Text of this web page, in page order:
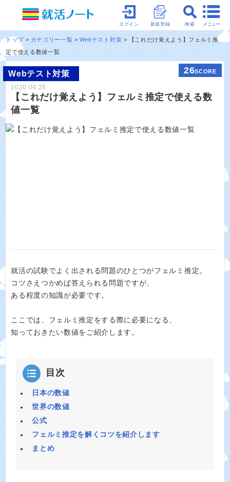
メニュー
検索
新規登録
ログイン
トップ カテゴリー一覧 Webテスト対策
【これだけ覚えよう】フェルミ推
定で使える数値一覧
Webテスト対策 26SCORE
2020.04.28
【これだけ覚えよう】フェルミ推定で使える数
値一覧
就活の試験でよく出される問題のひとつがフェルミ推定。
コツさえつかめば答えられる問題ですが、
ある程度の知識が必要です。
ここでは、フェルミ推定をする際に必要になる、
知っておきたい数値をご紹介します。
目次
日本の数値
世界の数値
公式
フェルミ推定を解くコツを紹介します
まとめ